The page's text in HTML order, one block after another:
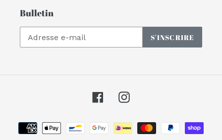
Bulletin
S'INSCRIRE
FacebookInstagram
Moyens
de